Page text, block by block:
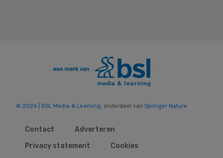
© 2026 | BSL Media & Learning , onderdeel van Springer Nature
Contact
Adverteren
Privacy statement
Cookies